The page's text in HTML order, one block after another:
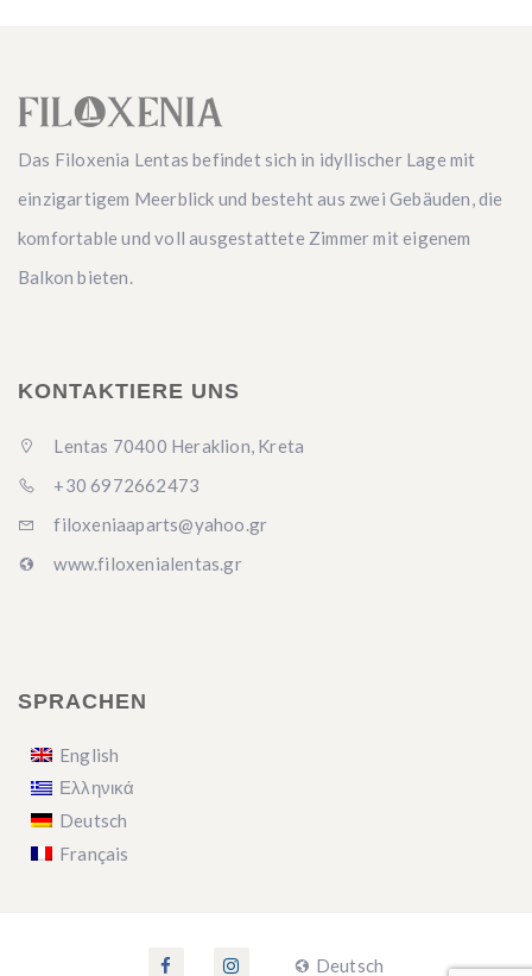
Das Filoxenia Lentas befindet sich in idyllischer Lage mit
einzigartigem Meerblick und besteht aus zwei Gebäuden, die
komfortable und voll ausgestattete Zimmer mit eigenem
Balkon bieten.
KONTAKTIERE UNS
Lentas 70400 Heraklion, Kreta
+30 6972662473
filoxeniaaparts@yahoo.gr
www.filoxenialentas.gr
SPRACHEN
English
Ελληνικά
Deutsch
Français
Deutsch